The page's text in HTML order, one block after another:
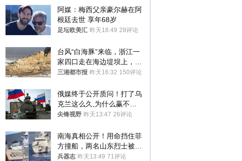
阿媒：梅西父亲豪尔赫在阿
根廷去世 享年68岁
足坛欧美汇 昨天18:49 28评论
台风“白海豚”来临，浙江一
家四口走在海边堤坝上，其
中9岁男孩被巨浪卷入海
三湘都市报 昨天16:32 150评论
俄媒终于公开质问！打了乌
克兰这么久,为什么赢不了?
答案令人沉默
尖锋视野 昨天13:47 26评论
南海真相公开！用命挡住菲
方撞船，两名山东烈士被授
武警最高荣誉
兵器志 昨天13:49 71评论